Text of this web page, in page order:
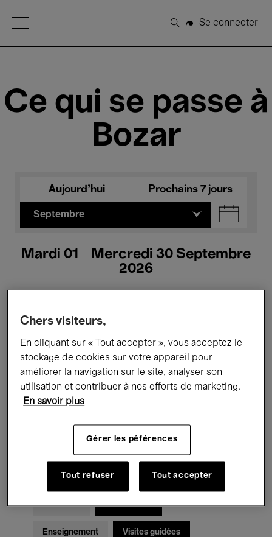
Open Menu
Rechercher
Se connecter
Ce qui se passe à
Bozar
Aujourd'hui Prochains 7 jours
Septembre
Mardi 01 - Mercredi 30 Septembre
2026
Tous les événements Concerts
Expositions Films Performances
Rencontres & Débats
Musique classique Global Music
Musique électronique
Pour tous Kids’ Palace
Enseignement Visites guidées
Chers visiteurs,
En cliquant sur « Tout accepter », vous acceptez le
stockage de cookies sur votre appareil pour
améliorer la navigation sur le site, analyser son
utilisation et contribuer à nos efforts de marketing.
En savoir plus
Gérer les péférences
Tout refuser Tout accepter